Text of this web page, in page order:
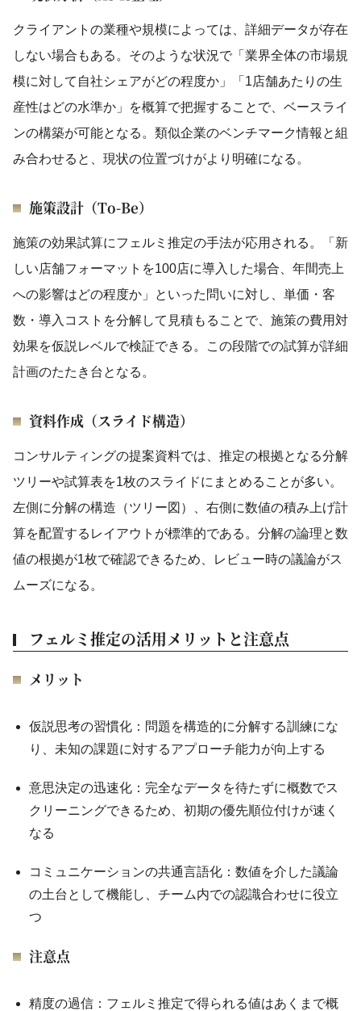
クライアントの業種や規模によっては、詳細データが存在
しない場合もある。そのような状況で「業界全体の市場規
模に対して自社シェアがどの程度か」「1店舗あたりの生
産性はどの水準か」を概算で把握することで、ベースライ
ンの構築が可能となる。類似企業のベンチマーク情報と組
み合わせると、現状の位置づけがより明確になる。
施策設計（To-Be）
施策の効果試算にフェルミ推定の手法が応用される。「新
しい店舗フォーマットを100店に導入した場合、年間売上
への影響はどの程度か」といった問いに対し、単価・客
数・導入コストを分解して見積もることで、施策の費用対
効果を仮説レベルで検証できる。この段階での試算が詳細
計画のたたき台となる。
資料作成（スライド構造）
コンサルティングの提案資料では、推定の根拠となる分解
ツリーや試算表を1枚のスライドにまとめることが多い。
左側に分解の構造（ツリー図）、右側に数値の積み上げ計
算を配置するレイアウトが標準的である。分解の論理と数
値の根拠が1枚で確認できるため、レビュー時の議論がス
ムーズになる。
フェルミ推定の活用メリットと注意点
メリット
仮説思考の習慣化：問題を構造的に分解する訓練にな
り、未知の課題に対するアプローチ能力が向上する
意思決定の迅速化：完全なデータを待たずに概数でス
クリーニングできるため、初期の優先順位付けが速く
なる
コミュニケーションの共通言語化：数値を介した議論
の土台として機能し、チーム内での認識合わせに役立
つ
注意点
精度の過信：フェルミ推定で得られる値はあくまで概